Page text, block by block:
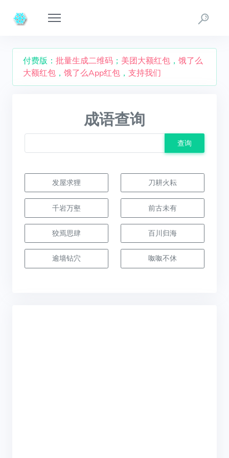
付费版： 批量生成二维码 ； 美团大额红包 ， 饿了么
大额红包 ， 饿了么App红包 ， 支持我们
成语查询
查询
发屋求狸 刀耕火耘
千岩万壑 前古未有
狡焉思肆 百川归海
逾墙钻穴 呶呶不休